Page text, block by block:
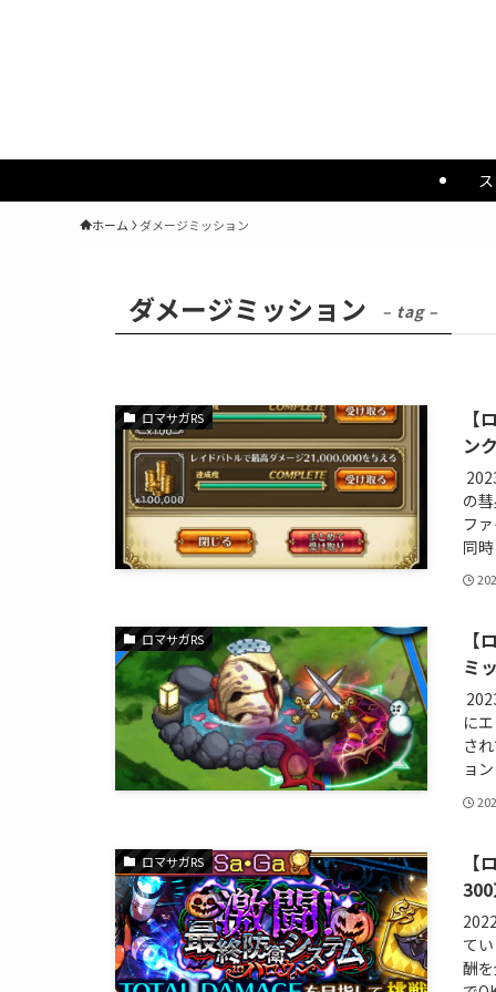
ホーム ダメージミッション
ダメージミッション – tag –
ロマサガRS
【
ン
の
フ
同
ロマサガRS
【
ミ
に
さ
ョ
ロマサガRS
【
て
酬